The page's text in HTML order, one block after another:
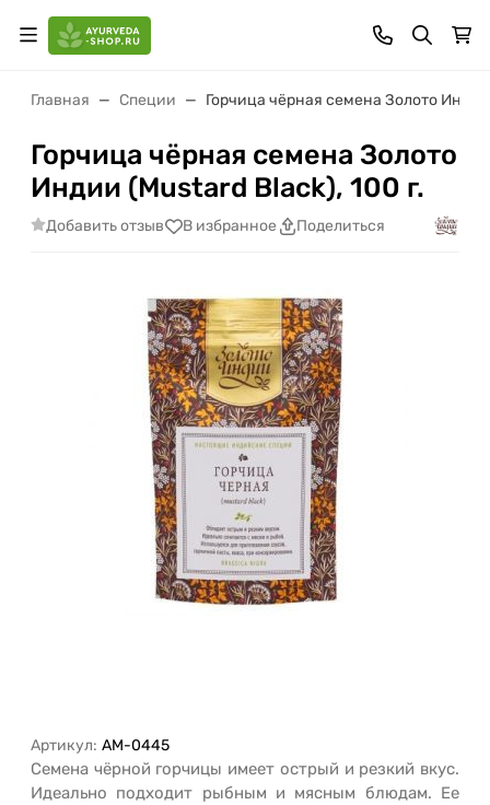
Главная Специи Горчица чёрная семена Золото
Горчица чёрная семена Золото
Индии (Mustard Black), 100 г.
Добавить отзыв В избранное Поделиться
Артикул: AM-0445
Семена чёрной горчицы имеет острый и резкий вкус.
Идеально подходит рыбным и мясным блюдам. Ее